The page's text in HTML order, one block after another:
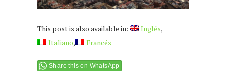
This post is also available in:
Inglés
Italiano
Francés
Share this on WhatsApp